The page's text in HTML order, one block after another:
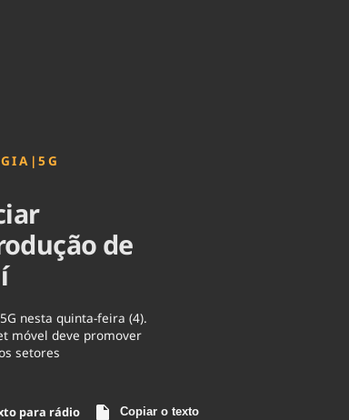
Brasil Mineral
Ciência & Tecnologia
|5G
de
nesta quinta-feira (4).
móvel deve promover
setores
para rádio Copiar o texto